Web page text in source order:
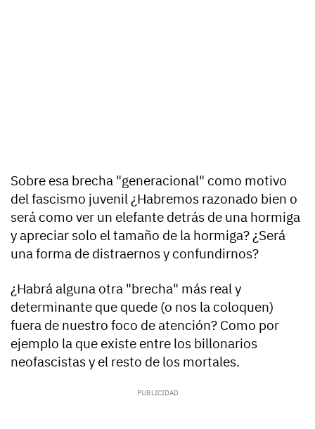
Sobre esa brecha "generacional" como motivo
del fascismo juvenil ¿Habremos razonado bien o
será como ver un elefante detrás de una hormiga
y apreciar solo el tamaño de la hormiga? ¿Será
una forma de distraernos y confundirnos?
¿Habrá alguna otra "brecha" más real y
determinante que quede (o nos la coloquen)
fuera de nuestro foco de atención? Como por
ejemplo la que existe entre los billonarios
neofascistas y el resto de los mortales.